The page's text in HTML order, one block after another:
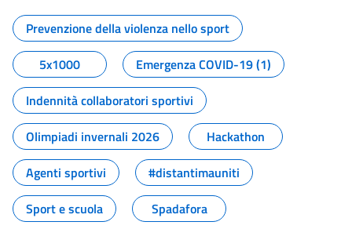
Tutti i contenuti della pagina
Prevenzione della violenza nello sport
5x1000
Emergenza COVID-19 (1)
Indennità collaboratori sportivi
Olimpiadi invernali 2026
Hackathon
Agenti sportivi
#distantimauniti
Sport e scuola
Spadafora